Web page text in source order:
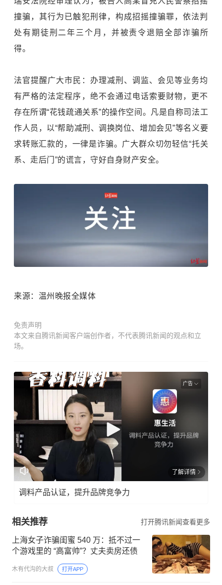
撞骗，其行为已触犯刑律，构成招摇撞骗罪，依法判
处有期徒刑二年三个月，并被责令退赔全部诈骗所
得。
法官提醒广大市民：办理减刑、调监、会见等业务均
有严格的法定程序，绝不会通过电话索要财物，更不
存在所谓“花钱疏通关系”的操作空间。凡是自称司法工
作人员，以“帮助减刑、调换岗位、增加会见”等名义要
求转账汇款的，一律是诈骗。广大群众切勿轻信“托关
系、走后门”的谎言，守好自身财产安全。
来源：温州晚报全媒体
免责声明
本文来自腾讯新闻客户端创作者，不代表腾讯新闻的观点和立
场。
广告
了解详情
调料产品认证，提升品牌竞争力
相关推荐 打开腾讯新闻查看更多
上海女子诈骗闺蜜 540 万：抵不过一
个游戏里的 “高富帅”？丈夫卖房还债
木有代沟的大叔 打开APP